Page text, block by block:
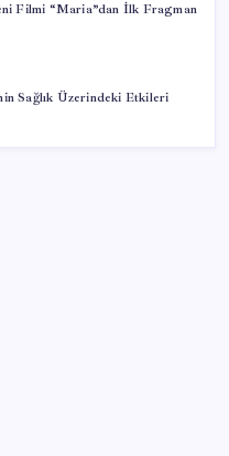
Filmi “Maria”dan İlk Fragman
Sağlık Üzerindeki Etkileri